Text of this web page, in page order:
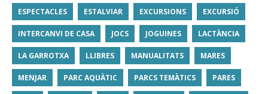
ESPECTACLES ESTALVIAR EXCURSIONS EXCURSIÓ
INTERCANVI DE CASA JOCS JOGUINES LACTÀNCIA
LA GARROTXA LLIBRES MANUALITATS MARES
MENJAR PARC AQUÀTIC PARCS TEMÀTICS PARES